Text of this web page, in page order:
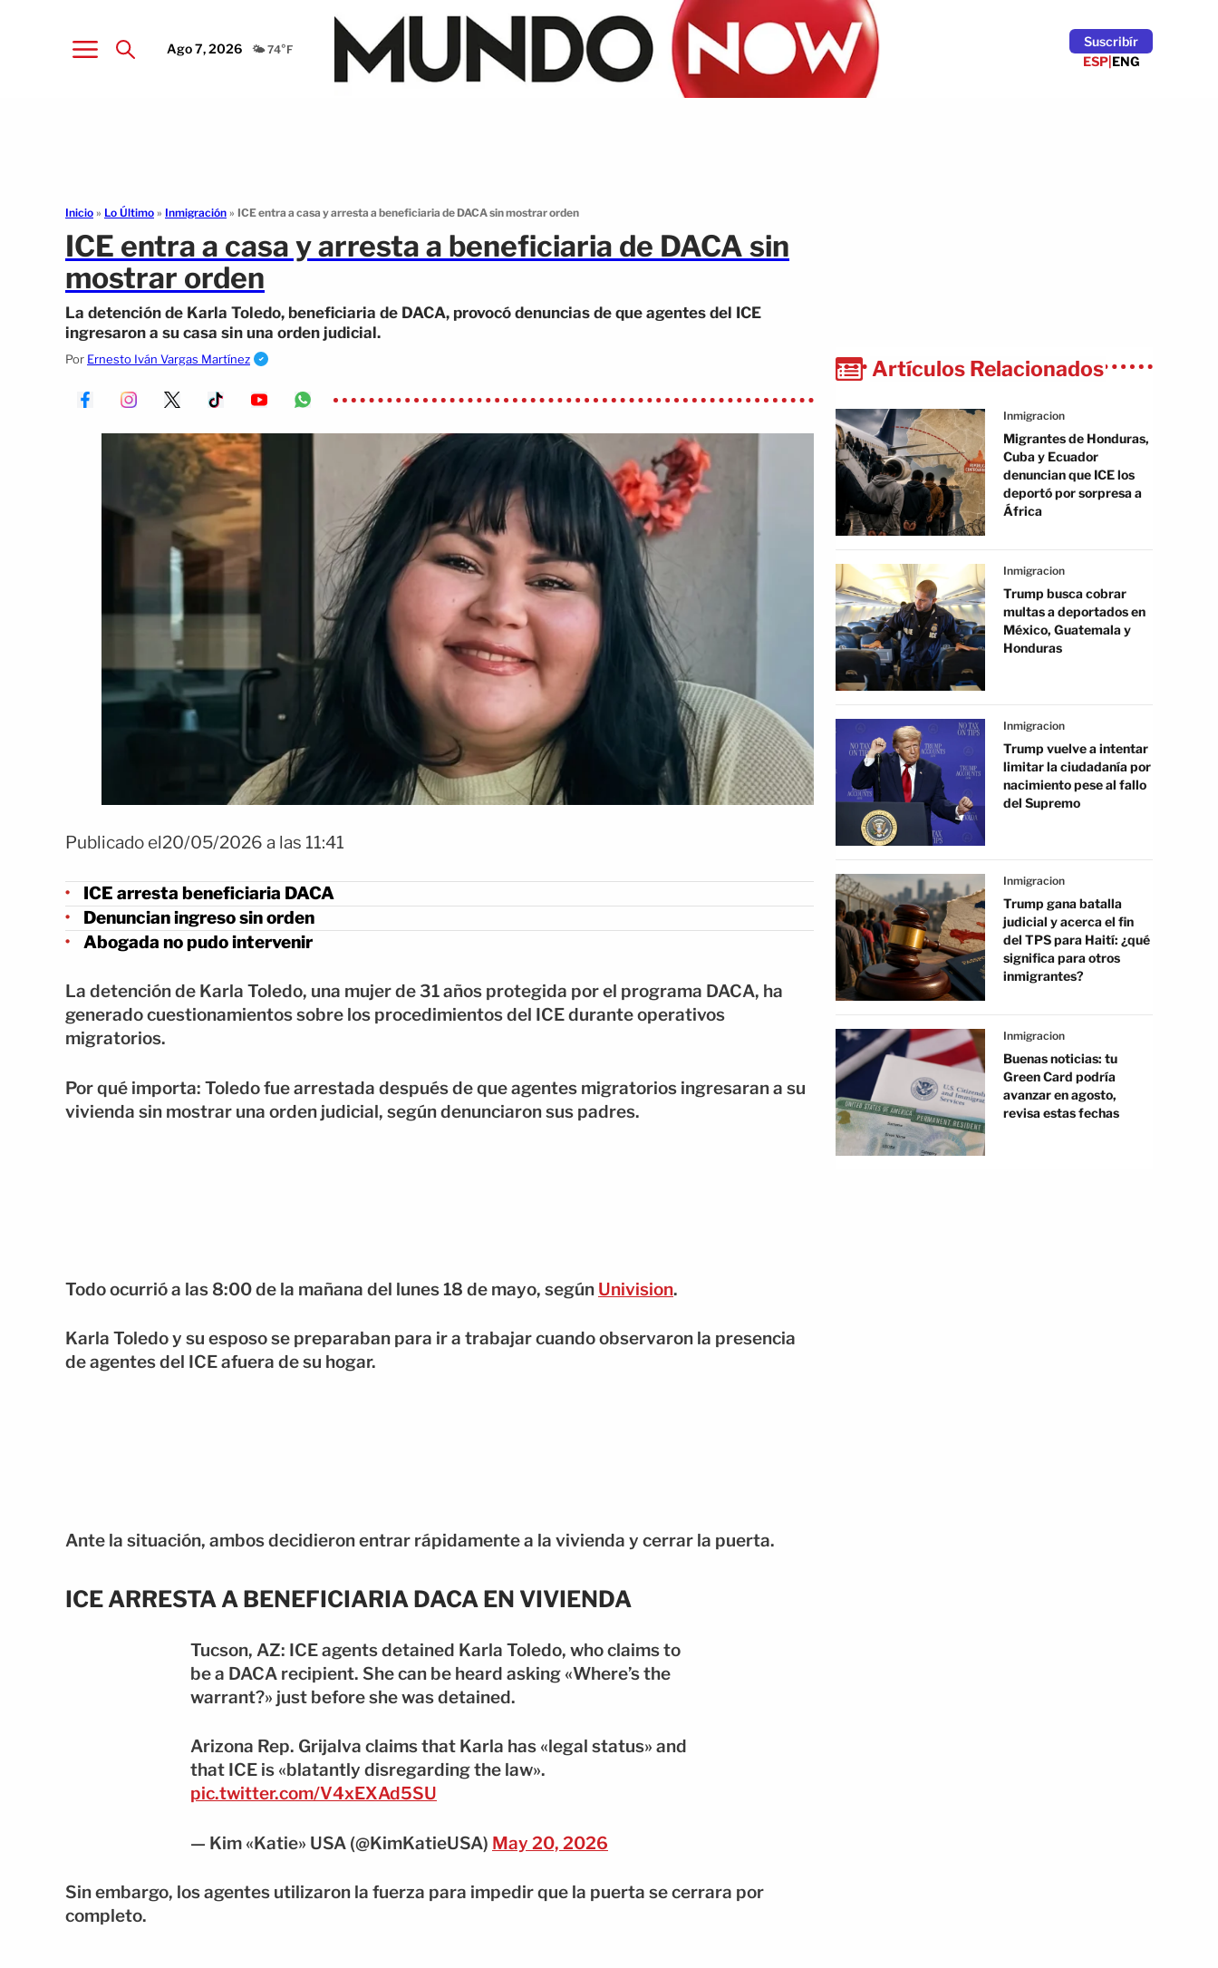
Ago 7, 2026 🌤️ 74°F
Suscribír
ESP|ENG
Inicio » Lo Último » Inmigración » ICE entra a casa y arresta a beneficiaria de DACA sin mostrar orden
ICE entra a casa y arresta a beneficiaria de DACA sin
mostrar orden
La detención de Karla Toledo, beneficiaria de DACA, provocó denuncias de que agentes del ICE
ingresaron a su casa sin una orden judicial.
Por Ernesto Iván Vargas Martínez
Publicado el20/05/2026 a las 11:41
ICE arresta beneficiaria DACA
Denuncian ingreso sin orden
Abogada no pudo intervenir
La detención de Karla Toledo, una mujer de 31 años protegida por el programa DACA, ha
generado cuestionamientos sobre los procedimientos del ICE durante operativos
migratorios.
Por qué importa: Toledo fue arrestada después de que agentes migratorios ingresaran a su
vivienda sin mostrar una orden judicial, según denunciaron sus padres.
Todo ocurrió a las 8:00 de la mañana del lunes 18 de mayo, según Univision.
Karla Toledo y su esposo se preparaban para ir a trabajar cuando observaron la presencia
de agentes del ICE afuera de su hogar.
Ante la situación, ambos decidieron entrar rápidamente a la vivienda y cerrar la puerta.
ICE ARRESTA A BENEFICIARIA DACA EN VIVIENDA
Tucson, AZ: ICE agents detained Karla Toledo, who claims to
be a DACA recipient. She can be heard asking «Where’s the
warrant?» just before she was detained.
Arizona Rep. Grijalva claims that Karla has «legal status» and
that ICE is «blatantly disregarding the law».
pic.twitter.com/V4xEXAd5SU
— Kim «Katie» USA (@KimKatieUSA) May 20, 2026
Sin embargo, los agentes utilizaron la fuerza para impedir que la puerta se cerrara por
completo.
Artículos Relacionados
Inmigracion
Migrantes de Honduras,
Cuba y Ecuador
denuncian que ICE los
deportó por sorpresa a
África
Inmigracion
Trump busca cobrar
multas a deportados en
México, Guatemala y
Honduras
Inmigracion
Trump vuelve a intentar
limitar la ciudadanía por
nacimiento pese al fallo
del Supremo
Inmigracion
Trump gana batalla
judicial y acerca el fin
del TPS para Haití: ¿qué
significa para otros
inmigrantes?
Inmigracion
Buenas noticias: tu
Green Card podría
avanzar en agosto,
revisa estas fechas